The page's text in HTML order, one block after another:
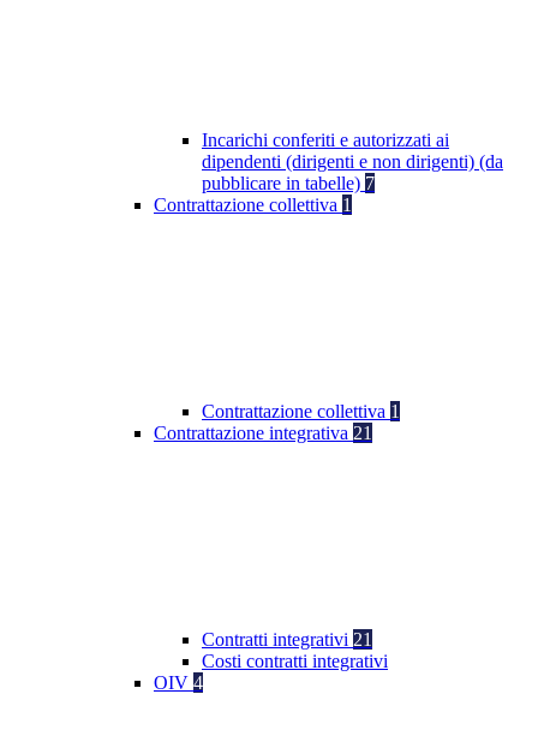
Incarichi conferiti e autorizzati ai
dipendenti (dirigenti e non dirigenti) (da
pubblicare in tabelle) 7
Contrattazione collettiva 1
Contrattazione collettiva 1
Contrattazione integrativa 21
Contratti integrativi 21
Costi contratti integrativi
OIV 4